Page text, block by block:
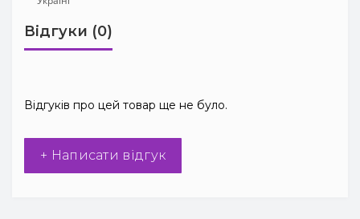
Відгуки (0)
Відгуків про цей товар ще не було.
+ Написати відгук